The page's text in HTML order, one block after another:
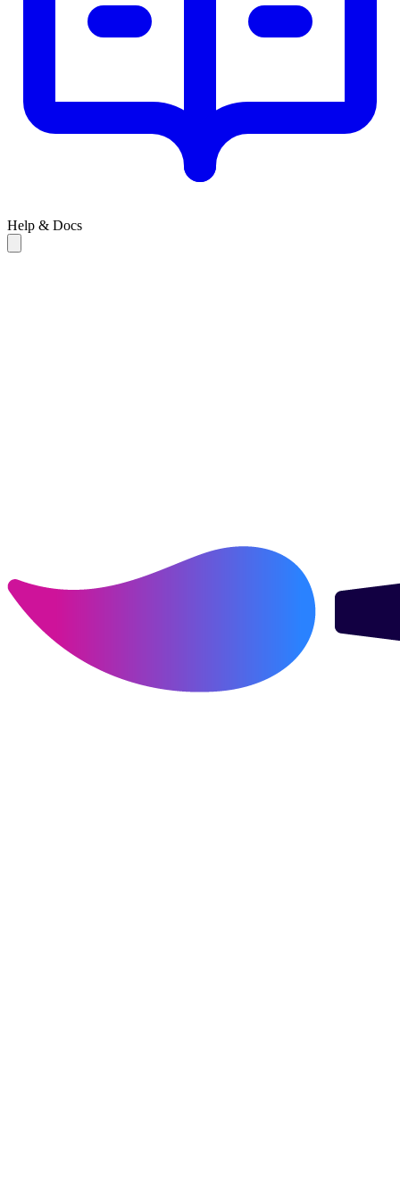
Help & Docs